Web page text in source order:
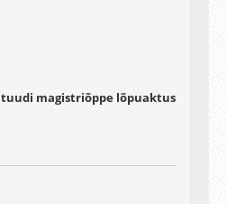
magistriõppe lõpuaktus